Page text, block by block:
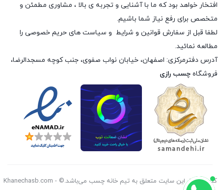
افتخار خواهد بود که ما با آشنایی و تجربه ی بالا ، مشاوری مطمئن و
متخصص برای رفع نیاز شما باشیم.
لطفا قبل از سفارش قوانین و شرایط و سیاست های حریم خصوصی را
مطالعه نمائید.
آدرس دفترمرکزی: اصفهان، خیابان نواب صفوی، جنب کوچه مسجدالرضا،
فروشگاه چسب رازی
کليه حقوق اين سايت متعلق به تیم خانه چسب می‌باشد.© Khanechasb.com -